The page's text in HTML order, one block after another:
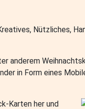
Nützliches,
anderem
in Form eines
Karten her und